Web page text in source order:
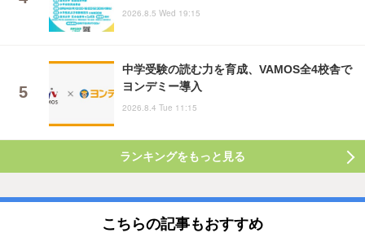
2026.8.5 Wed 19:15
中学受験の読む力を育成、VAMOS全4校舎で
ヨンデミー導入
2026.8.4 Tue 11:15
ランキングをもっと見る
こちらの記事もおすすめ